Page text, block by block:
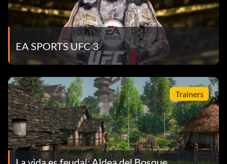
EA SPORTS UFC 3
Trainers